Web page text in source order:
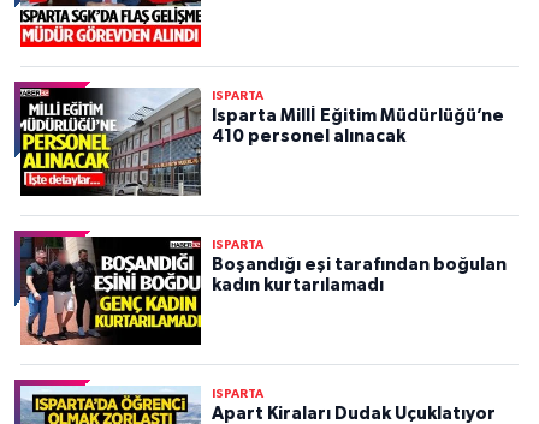
ISPARTA
Isparta Millİ Eğitim Müdürlüğü’ne
410 personel alınacak
ISPARTA
Boşandığı eşi tarafından boğulan
kadın kurtarılamadı
ISPARTA
Apart Kiraları Dudak Uçuklatıyor